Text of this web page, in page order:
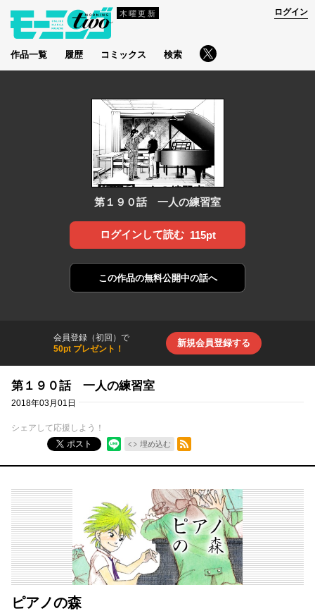
木曜更新
作品一覧 履歴 コミックス 検索
ログイン
第１９０話 一人の練習室
ログインして読む 115pt
この作品の無料公開中の話へ
会員登録（初回）で
50pt プレゼント！
新規会員登録する
第１９０話 一人の練習室
2018年03月01日
シェアして応援しよう！
ポスト
埋め込む
RSSフィード
ピアノの森